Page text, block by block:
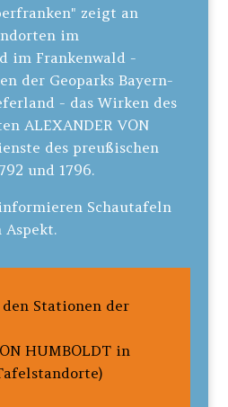
zeigt an
im
im Frankenwald -
der Geoparks Bayern-
- das Wirken des
ALEXANDER VON
des preußischen
und 1796.
Schautafeln
Stationen der
HUMBOLDT in